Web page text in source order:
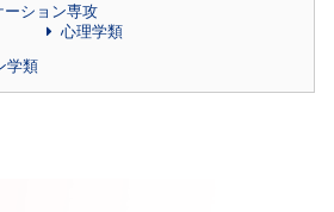
ーション専攻
心理学類
学類